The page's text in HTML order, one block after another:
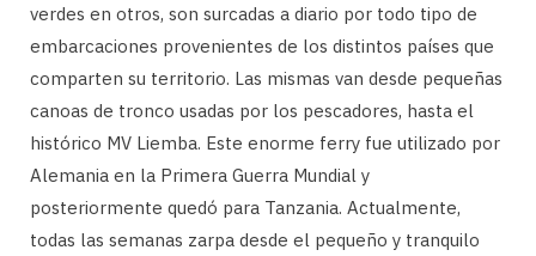
verdes en otros, son surcadas a diario por todo tipo de
embarcaciones provenientes de los distintos países que
comparten su territorio. Las mismas van desde pequeñas
canoas de tronco usadas por los pescadores, hasta el
histórico MV Liemba. Este enorme ferry fue utilizado por
Alemania en la Primera Guerra Mundial y
posteriormente quedó para Tanzania. Actualmente,
todas las semanas zarpa desde el pequeño y tranquilo